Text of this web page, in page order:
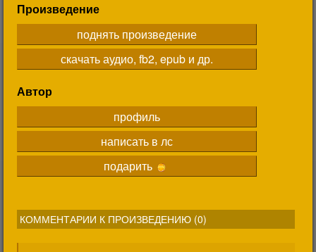
Произведение
поднять произведение
скачать аудио, fb2, epub и др.
Автор
профиль
написать в лс
подарить
КОММЕНТАРИИ К ПРОИЗВЕДЕНИЮ (0)